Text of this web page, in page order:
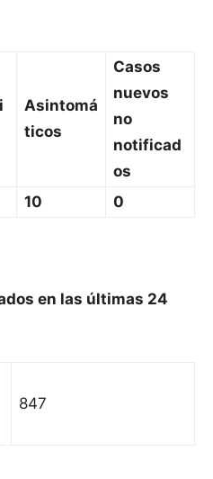
Asintomá
ticos
Casos
nuevos
no
notificad
os
10 0
en las últimas 24
847